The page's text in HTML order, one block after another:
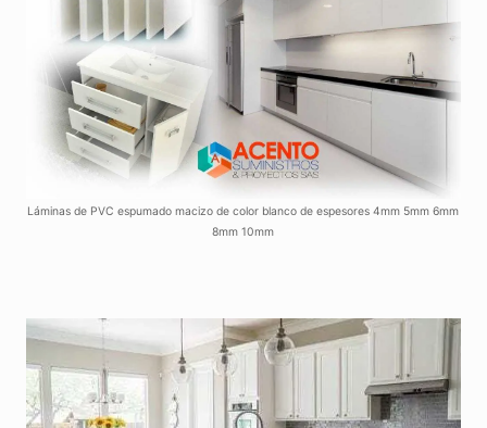
Láminas de PVC espumado macizo de color blanco de espesores 4mm 5mm 6mm
8mm 10mm